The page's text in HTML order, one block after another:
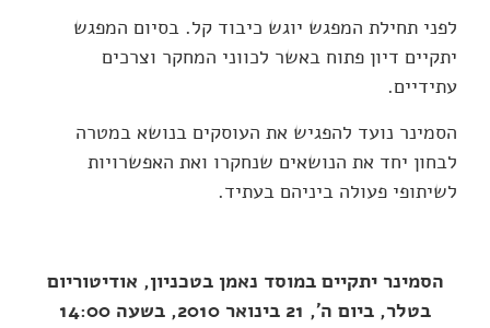
לפני תחילת המפגש יוגש כיבוד קל. בסיום המפגש
יתקיים דיון פתוח באשר לכווני המחקר וצרכים
עתידיים.
הסמינר נועד להפגיש את העוסקים בנושא במטרה
לבחון יחד את הנושאים שנחקרו ואת האפשרויות
לשיתופי פעולה ביניהם בעתיד.
הסמינר יתקיים במוסד נאמן בטכניון, אודיטוריום
בטלר, ביום ה', 21 בינואר 2010, בשעה 14:00